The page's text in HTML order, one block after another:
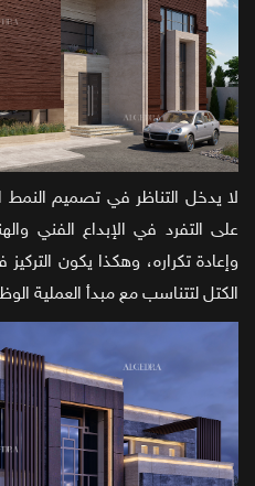
لا يدخل التناظر في تصميم النمط
على التفرد في الإبداع الفني
وإعادة تكراره، وهكذا يكون
الكتل لتتناسب مع مبدأ العملية